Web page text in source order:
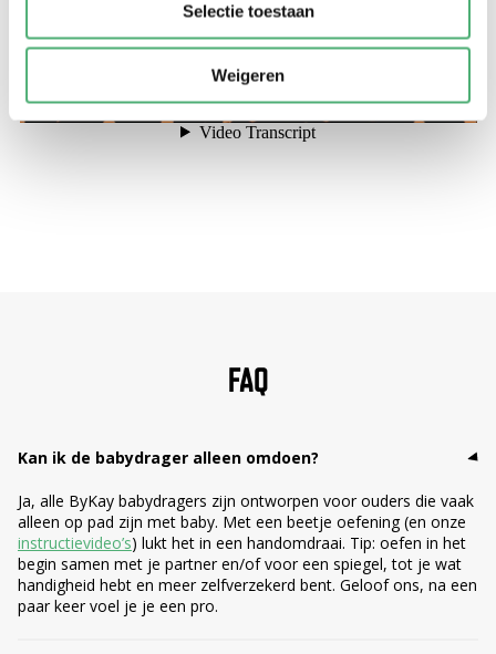
Selectie toestaan
Weigeren
FAQ
Kan ik de babydrager alleen omdoen?
Ja, alle ByKay babydragers zijn ontworpen voor ouders die vaak
alleen op pad zijn met baby. Met een beetje oefening (en onze
instructievideo’s) lukt het in een handomdraai. Tip: oefen in het
begin samen met je partner en/of voor een spiegel, tot je wat
handigheid hebt en meer zelfverzekerd bent. Geloof ons, na een
paar keer voel je je een pro.